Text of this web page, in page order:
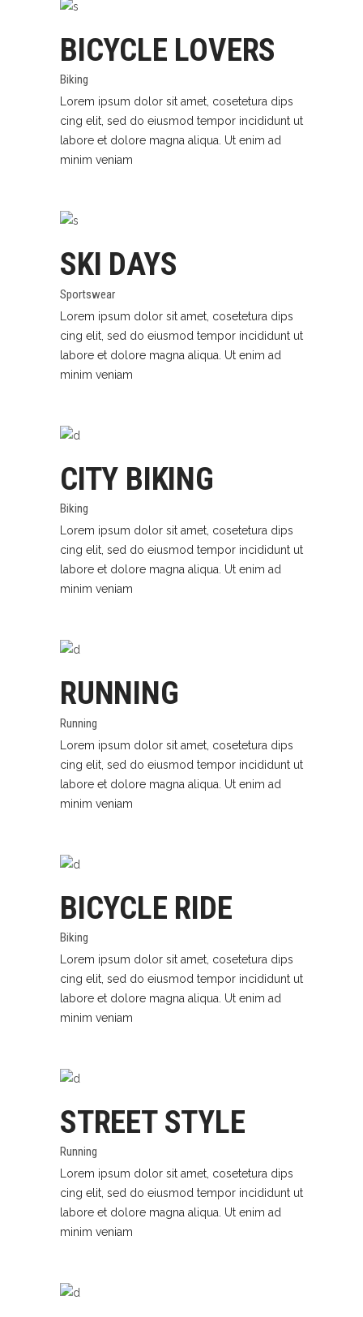
BICYCLE LOVERS
Biking
Lorem ipsum dolor sit amet, cosetetura dips
cing elit, sed do eiusmod tempor incididunt ut
labore et dolore magna aliqua. Ut enim ad
minim veniam
SKI DAYS
Sportswear
Lorem ipsum dolor sit amet, cosetetura dips
cing elit, sed do eiusmod tempor incididunt ut
labore et dolore magna aliqua. Ut enim ad
minim veniam
CITY BIKING
Biking
Lorem ipsum dolor sit amet, cosetetura dips
cing elit, sed do eiusmod tempor incididunt ut
labore et dolore magna aliqua. Ut enim ad
minim veniam
RUNNING
Running
Lorem ipsum dolor sit amet, cosetetura dips
cing elit, sed do eiusmod tempor incididunt ut
labore et dolore magna aliqua. Ut enim ad
minim veniam
BICYCLE RIDE
Biking
Lorem ipsum dolor sit amet, cosetetura dips
cing elit, sed do eiusmod tempor incididunt ut
labore et dolore magna aliqua. Ut enim ad
minim veniam
STREET STYLE
Running
Lorem ipsum dolor sit amet, cosetetura dips
cing elit, sed do eiusmod tempor incididunt ut
labore et dolore magna aliqua. Ut enim ad
minim veniam